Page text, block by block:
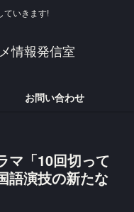
ていきます!
情報発信室
お問い合わせ
マ「10回切って
語演技の新たな